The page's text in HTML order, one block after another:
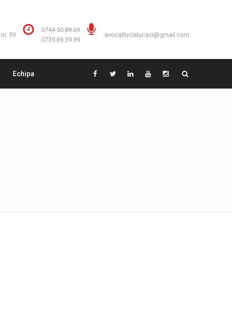
59
0744.50.89.69
0739.69.39.99
avocatlucialucaci@gmail.com
Echipa